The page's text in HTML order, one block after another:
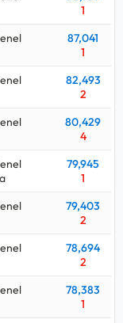
1
87,041
1
82,493
2
80,429
4
79,945
1
79,403
2
78,694
2
78,383
1